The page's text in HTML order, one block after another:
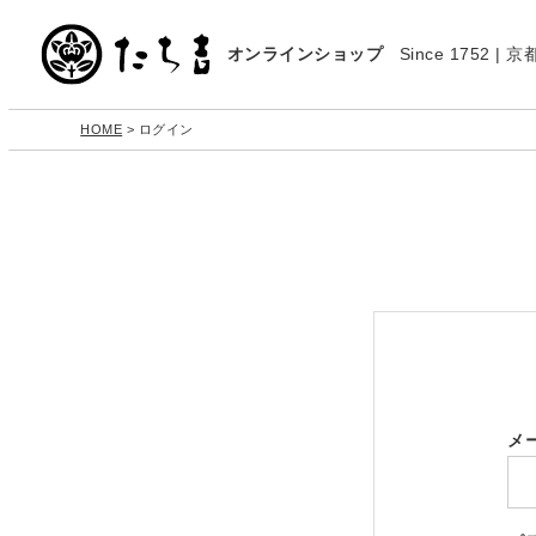
オンラインショップ Since 1752 | 京
HOME ログイン
メ